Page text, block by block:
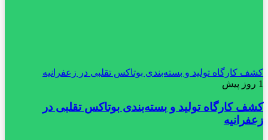
کشف کارگاه تولید و بسته‌بندی بوتاکس تقلبی در زعفرانیه
1 روز پیش
کشف کارگاه تولید و بسته‌بندی بوتاکس تقلبی در
زعفرانیه